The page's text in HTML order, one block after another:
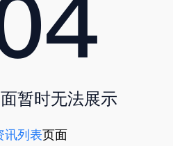
暂时无法展示
讯列表页面